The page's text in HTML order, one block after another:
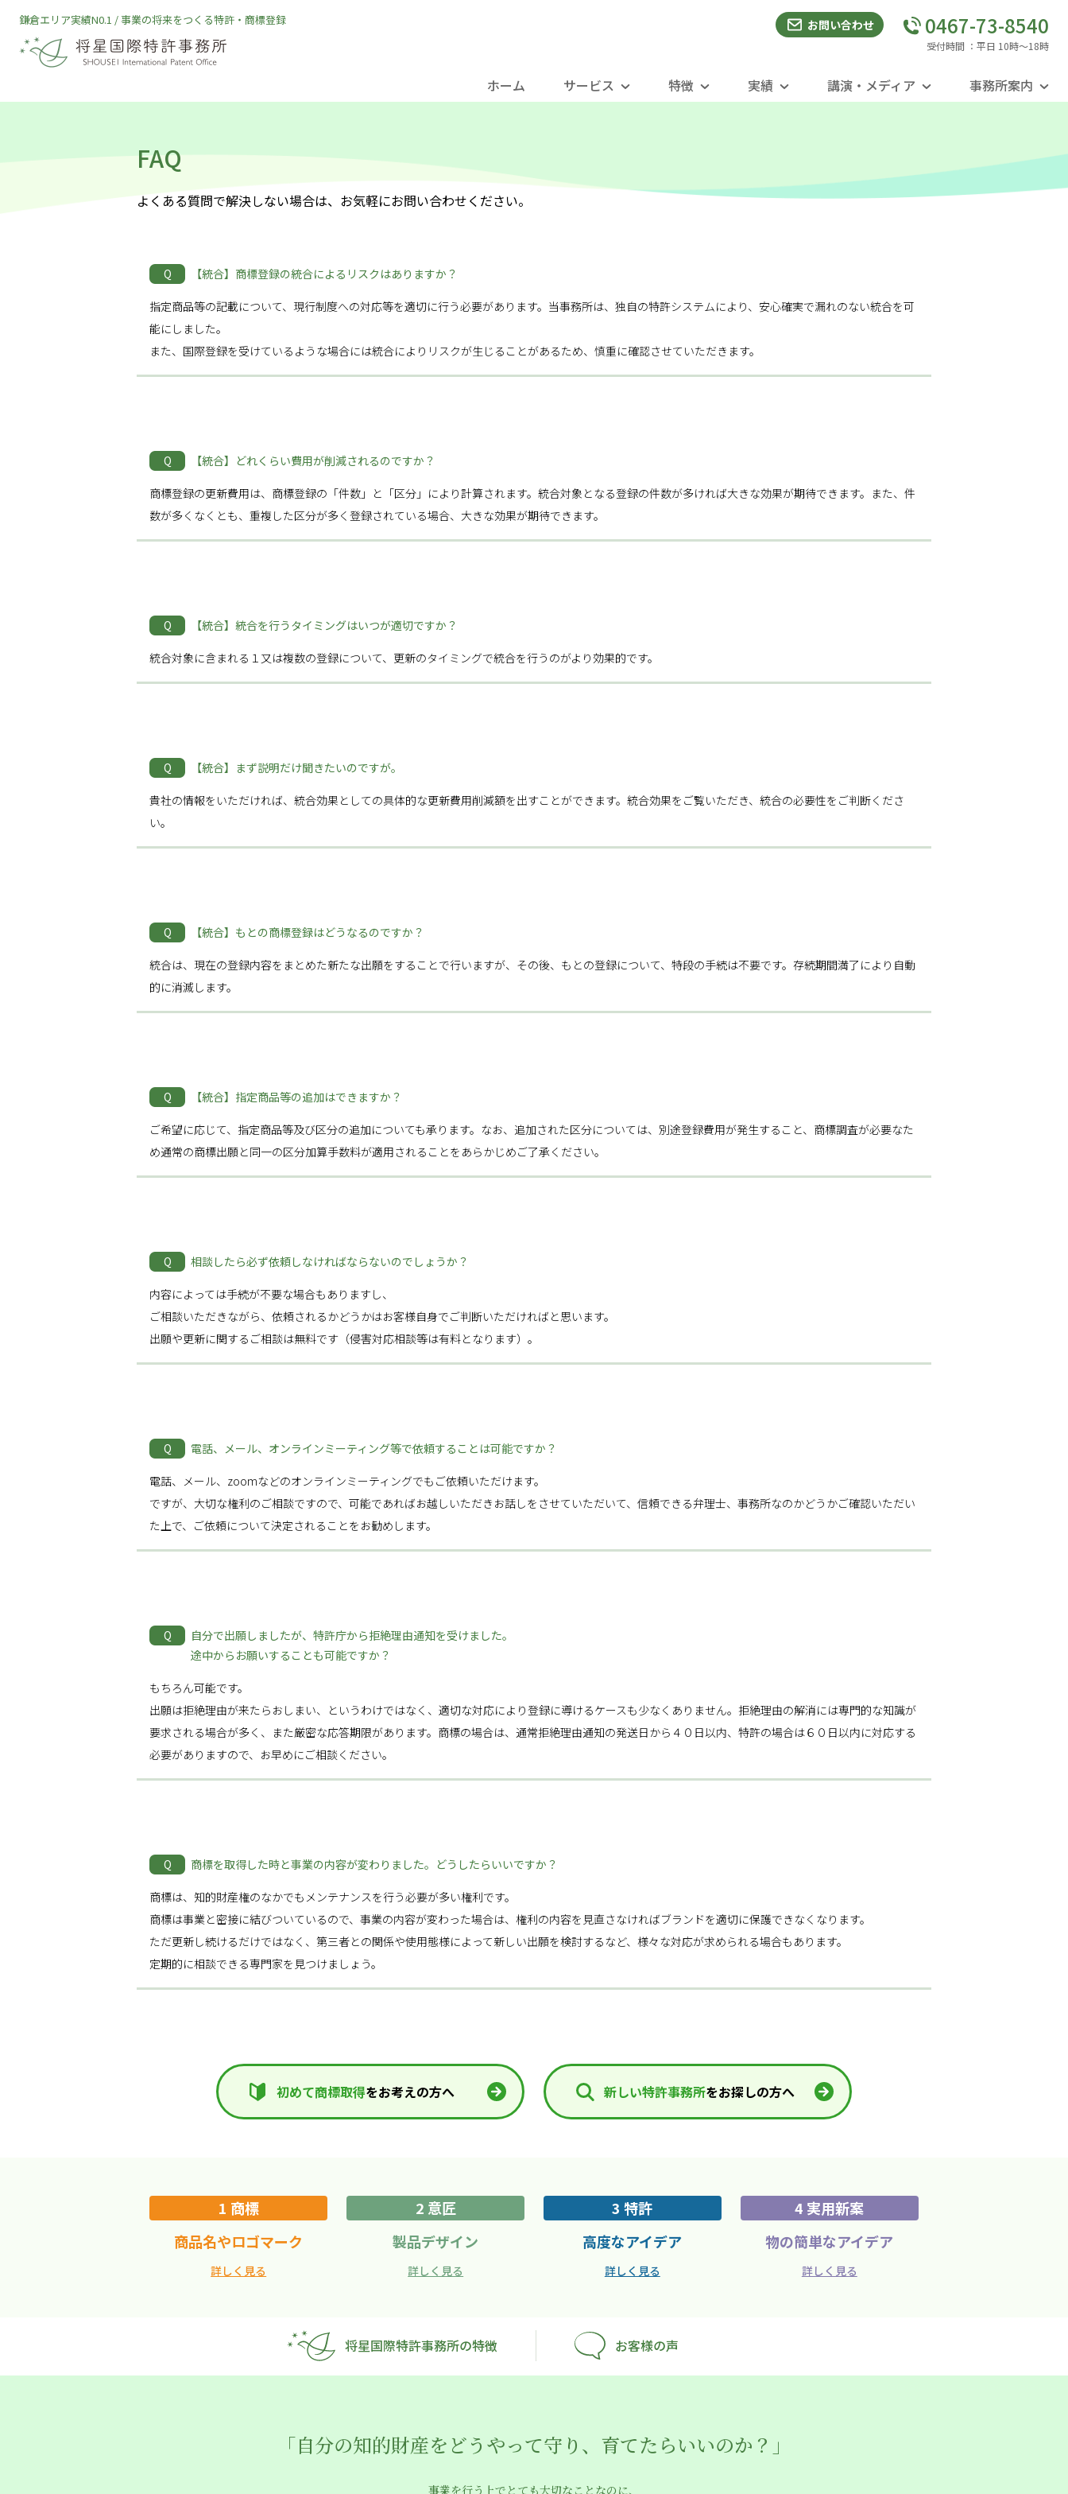
content
鎌倉エリア実績N0.1 / 事業の将来をつくる特許・商標登録 お問い合わせ 0467-73-8540
受付時間 ：平日 10時〜18時
ホーム サービス 特徴 実績 講演・メディア 事務所案内
FAQ
よくある質問で解決しない場合は、お気軽にお問い合わせください。
Q 【統合】商標登録の統合によるリスクはありますか？
指定商品等の記載について、現行制度への対応等を適切に行う必要があります。当事務所は、独自の特許システムにより、安心確実で漏れのない統合を可
能にしました。
また、国際登録を受けているような場合には統合によりリスクが生じることがあるため、慎重に確認させていただきます。
Q 【統合】どれくらい費用が削減されるのですか？
商標登録の更新費用は、商標登録の「件数」と「区分」により計算されます。統合対象となる登録の件数が多ければ大きな効果が期待できます。また、件
数が多くなくとも、重複した区分が多く登録されている場合、大きな効果が期待できます。
Q 【統合】統合を行うタイミングはいつが適切ですか？
統合対象に含まれる１又は複数の登録について、更新のタイミングで統合を行うのがより効果的です。
Q 【統合】まず説明だけ聞きたいのですが。
貴社の情報をいただければ、統合効果としての具体的な更新費用削減額を出すことができます。統合効果をご覧いただき、統合の必要性をご判断くださ
い。
Q 【統合】もとの商標登録はどうなるのですか？
統合は、現在の登録内容をまとめた新たな出願をすることで行いますが、その後、もとの登録について、特段の手続は不要です。存続期間満了により自動
的に消滅します。
Q 【統合】指定商品等の追加はできますか？
ご希望に応じて、指定商品等及び区分の追加についても承ります。なお、追加された区分については、別途登録費用が発生すること、商標調査が必要なた
め通常の商標出願と同一の区分加算手数料が適用されることをあらかじめご了承ください。
Q 相談したら必ず依頼しなければならないのでしょうか？
内容によっては手続が不要な場合もありますし、
ご相談いただきながら、依頼されるかどうかはお客様自身でご判断いただければと思います。
出願や更新に関するご相談は無料です（侵害対応相談等は有料となります）。
Q 電話、メール、オンラインミーティング等で依頼することは可能ですか？
電話、メール、zoomなどのオンラインミーティングでもご依頼いただけます。
ですが、大切な権利のご相談ですので、可能であればお越しいただきお話しをさせていただいて、信頼できる弁理士、事務所なのかどうかご確認いただい
た上で、ご依頼について決定されることをお勧めします。
Q
自分で出願しましたが、特許庁から拒絶理由通知を受けました。
途中からお願いすることも可能ですか？
もちろん可能です。
出願は拒絶理由が来たらおしまい、というわけではなく、適切な対応により登録に導けるケースも少なくありません。拒絶理由の解消には専門的な知識が
要求される場合が多く、また厳密な応答期限があります。商標の場合は、通常拒絶理由通知の発送日から４０日以内、特許の場合は６０日以内に対応する
必要がありますので、お早めにご相談ください。
Q 商標を取得した時と事業の内容が変わりました。どうしたらいいですか？
商標は、知的財産権のなかでもメンテナンスを行う必要が多い権利です。
商標は事業と密接に結びついているので、事業の内容が変わった場合は、権利の内容を見直さなければブランドを適切に保護できなくなります。
ただ更新し続けるだけではなく、第三者との関係や使用態様によって新しい出願を検討するなど、様々な対応が求められる場合もあります。
定期的に相談できる専門家を見つけましょう。
初めて商標取得をお考えの方へ 新しい特許事務所をお探しの方へ
1 商標
商品名やロゴマーク
詳しく見る
2 意匠
製品デザイン
詳しく見る
3 特許
高度なアイデア
詳しく見る
4 実用新案
物の簡単なアイデア
詳しく見る
将星国際特許事務所の特徴 お客様の声
「自分の知的財産をどうやって守り、育てたらいいのか？」
事業を行う上でとても大切なことなのに、